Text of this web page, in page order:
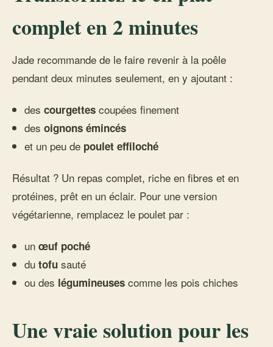
complet en 2 minutes
Jade recommande de le faire revenir à la poêle
pendant deux minutes seulement, en y ajoutant :
descourgettes coupées finement
desoignons émincés
et un peu de poulet effiloché
Résultat ? Un repas complet, riche en fibres et en
protéines, prêt en un éclair. Pour une version
végétarienne, remplacez le poulet par :
unœuf poché
dutofu sauté
ou des légumineuses comme les pois chiches
Une vraie solution pour les